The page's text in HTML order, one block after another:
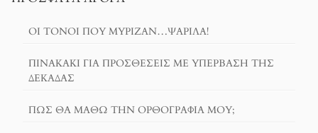
ΟΙ ΤΌΝΟΙ ΠΟΥ ΜΎΡΙΖΑΝ…ΨΑΡΊΛΑ!
ΠΙΝΑΚΆΚΙ ΓΙΑ ΠΡΟΣΘΈΣΕΙΣ ΜΕ ΥΠΈΡΒΑΣΗ ΤΗΣ
ΔΕΚΆΔΑΣ
ΠΏΣ ΘΑ ΜΆΘΩ ΤΗΝ ΟΡΘΟΓΡΑΦΊΑ ΜΟΥ;